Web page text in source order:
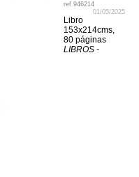
ref 946214
01/05/2025
Libro
153x214cms,
80 páginas
LIBROS -